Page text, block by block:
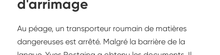
d'arrimage
Au péage, un transporteur roumain de matières
dangereuses est arrêté. Malgré la barrière de la